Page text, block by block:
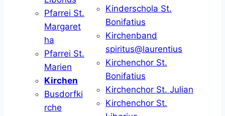
Pfarrei St.
Margaret
ha
Pfarrei St.
Marien
Kirchen
Busdorfki
rche
Kinderschola St.
Bonifatius
Kirchenband
spiritus@laurentius
Kirchenchor St.
Bonifatius
Kirchenchor St. Julian
Kirchenchor St.